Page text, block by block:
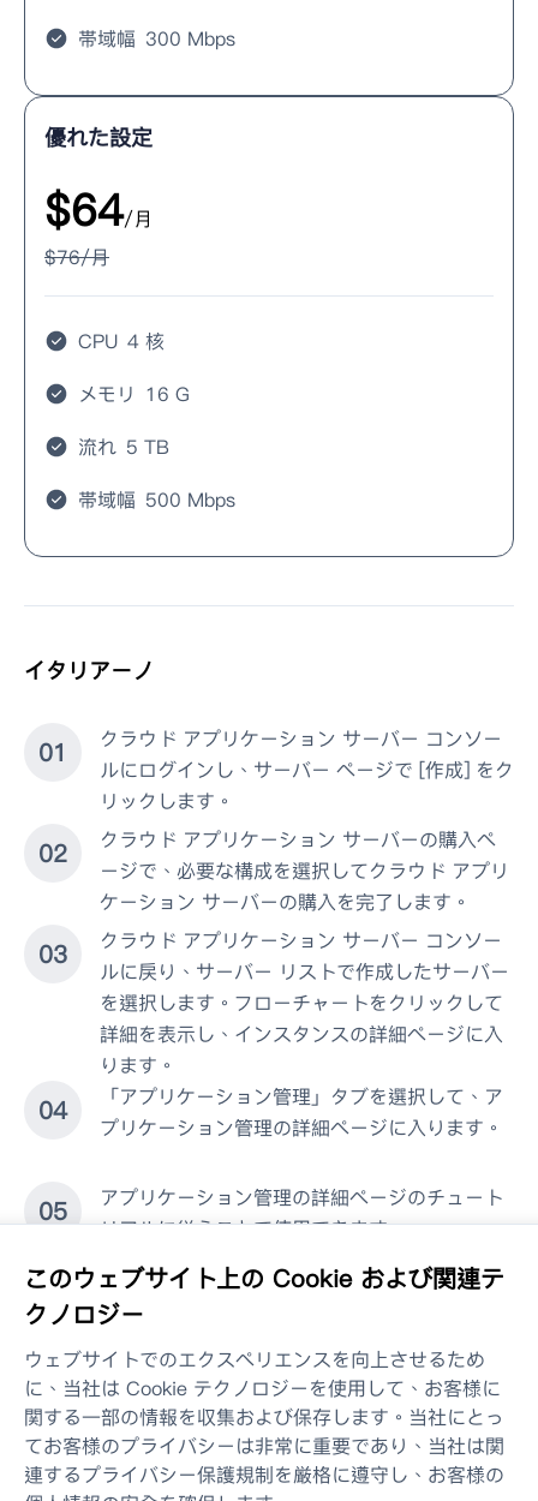
帯域幅 300 Mbps
優れた設定
$64/月
$76/月
CPU 4 核
メモリ 16 G
流れ 5 TB
帯域幅 500 Mbps
イタリアーノ
01
クラウド アプリケーション サーバー コンソー
ルにログインし、サーバー ページで [作成] をク
リックします。
02
クラウド アプリケーション サーバーの購入ペ
ージで、必要な構成を選択してクラウド アプリ
ケーション サーバーの購入を完了します。
03
クラウド アプリケーション サーバー コンソー
ルに戻り、サーバー リストで作成したサーバー
を選択します。 フローチャートをクリックして
詳細を表示し、インスタンスの詳細ページに入
ります。
04
「アプリケーション管理」タブを選択して、ア
プリケーション管理の詳細ページに入ります。
05
アプリケーション管理の詳細ページのチュート
リアルに従うことで使用できます。
解決
お問い合わせ
このウェブサイト上の Cookie および関連テ
クノロジー
ウェブサイトでのエクスペリエンスを向上させるため
に、当社は Cookie テクノロジーを使用して、お客様に
関する一部の情報を収集および保存します。当社にとっ
てお客様のプライバシーは非常に重要であり、当社は関
連するプライバシー保護規制を厳格に遵守し、お客様の